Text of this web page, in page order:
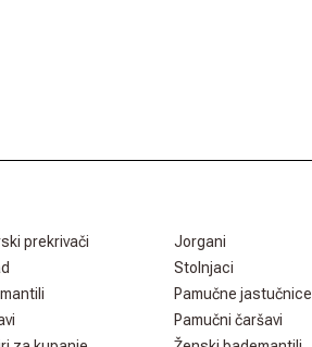
prekrivači
Jorgani
Stolnjaci
Pamučne jastučnice
Pamučni čaršavi